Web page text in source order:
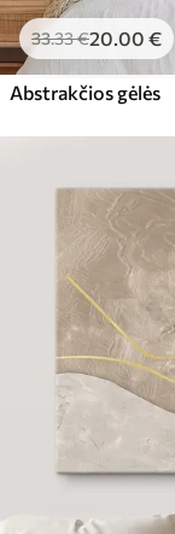
33.33€20.00 €
Abstrakčios gėlės